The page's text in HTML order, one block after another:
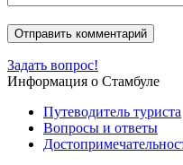
Задать вопрос!
Информация о Стамбуле
Путеводитель туриста
Вопросы и ответы